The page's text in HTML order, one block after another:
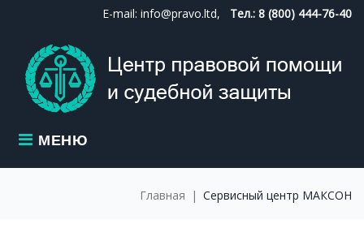
content
E-mail: info@pravo.ltd, Тел.: 8 (800) 444-76-40
МЕНЮ
Главная | Сервисный центр МАКСОН